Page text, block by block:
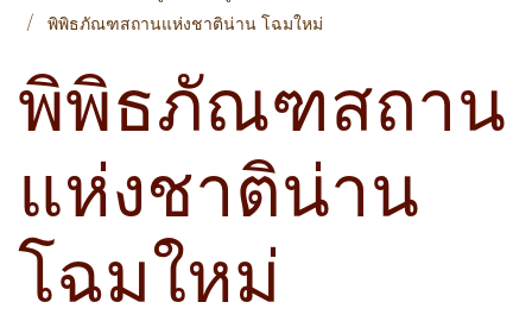
พิพิธภัณฑสถานแห่งชาติน่าน โฉมใหม่
พิพิธภัณฑสถาน
แห่งชาติน่าน
โฉมใหม่